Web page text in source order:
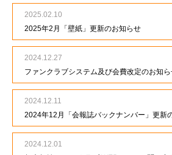
2025.02.10
2025年2月「壁紙」更新のお知らせ
2024.12.27
ファンクラブシステム及び会費改定のお知
2024.12.11
2024年12月「会報誌バックナンバー」更新
2024.12.01